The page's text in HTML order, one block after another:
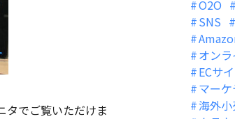
タでご覧いただけま
O2O
SNS
オン
ECサ
マー
海外